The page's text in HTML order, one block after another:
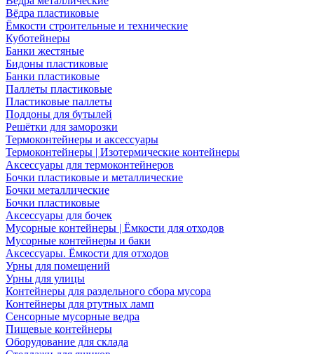
Вёдра пластиковые
Ёмкости строительные и технические
Куботейнеры
Банки жестяные
Бидоны пластиковые
Банки пластиковые
Паллеты пластиковые
Пластиковые паллеты
Поддоны для бутылей
Решётки для заморозки
Термоконтейнеры и аксессуары
Термоконтейнеры | Изотермические контейнеры
Аксессуары для термоконтейнеров
Бочки пластиковые и металлические
Бочки металлические
Бочки пластиковые
Аксессуары для бочек
Мусорные контейнеры | Ёмкости для отходов
Мусорные контейнеры и баки
Аксессуары. Ёмкости для отходов
Урны для помещений
Урны для улицы
Контейнеры для раздельного сбора мусора
Контейнеры для ртутных ламп
Сенсорные мусорные ведра
Пищевые контейнеры
Оборудование для склада